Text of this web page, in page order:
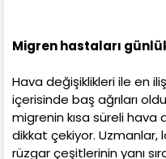
Migren hastaları
Hava değişiklikleri ile en
içerisinde baş ağrıları
migrenin kısa süreli
dikkat çekiyor.
rüzgar çeşitlerinin yanı